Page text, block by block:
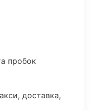
пробок
доставка,